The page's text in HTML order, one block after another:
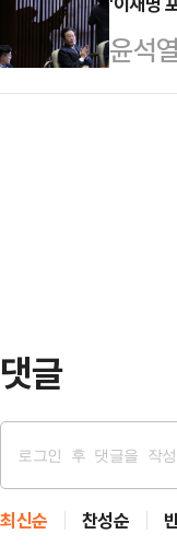
를 하
게 감
야간
격적
"이번
만,
윤석
당 대
댓글
최신순 찬성순